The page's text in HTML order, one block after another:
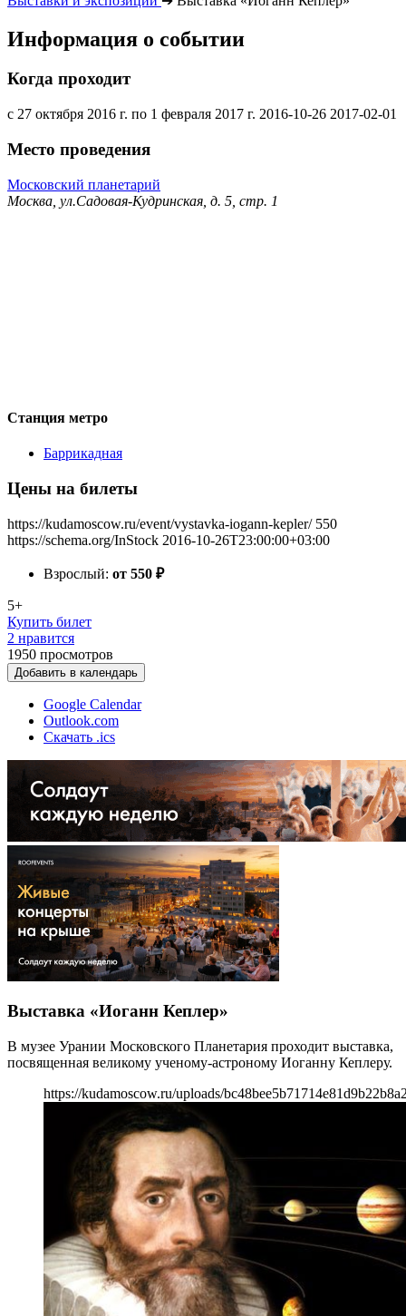
Информация о событии
Когда проходит
с 27 октября 2016 г. по 1 февраля 2017 г. 2016-10-26 2017-02-01
Место проведения
Московский планетарий
Москва, ул.Садовая-Кудринская, д. 5, стр. 1
Станция метро
Баррикадная
Цены на билеты
https://kudamoscow.ru/event/vystavka-iogann-kepler/ 550
https://schema.org/InStock 2016-10-26T23:00:00+03:00
Взрослый: от 550 ₽
5+
Купить билет
2 нравится
1950 просмотров
Добавить в календарь
Google Calendar
Outlook.com
Скачать .ics
Выставка «Иоганн Кеплер»
В музее Урании Московского Планетария проходит выставка,
посвященная великому ученому-астроному Иоганну Кеплеру.
https://kudamoscow.ru/uploads/